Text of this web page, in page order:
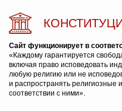
Сайт функционирует в
«Каждому гарантируется
включая право исповедовать
любую религию или не
и распространять религиозные
соответствии с ними».